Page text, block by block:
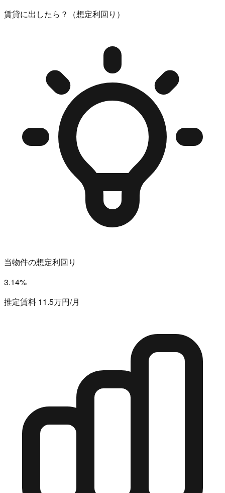
賃貸に出したら？（想定利回り）
当物件の想定利回り
3.14%
推定賃料 11.5万円/月